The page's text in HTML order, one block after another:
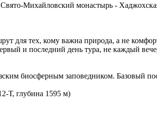
Михайловский монастырь -
для тех, кому важна природа, а не
и последний день тура, не каждый
биосферным заповедником. Базовый
Т, глубина 1595 м)